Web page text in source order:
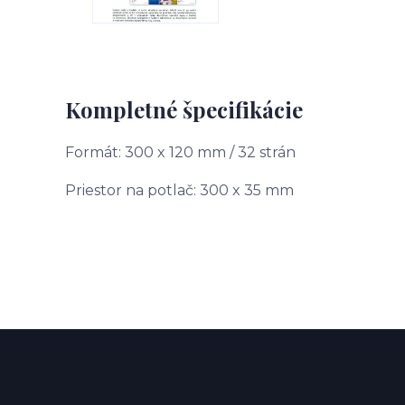
Kompletné špecifikácie
Formát: 300 x 120 mm / 32 strán
Priestor na potlač: 300 x 35 mm